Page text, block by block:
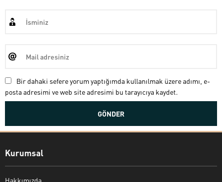
Bir dahaki sefere yorum yaptığımda kullanılmak üzere adımı, e-
posta adresimi ve web site adresimi bu tarayıcıya kaydet.
Kurumsal
Hakkımızda